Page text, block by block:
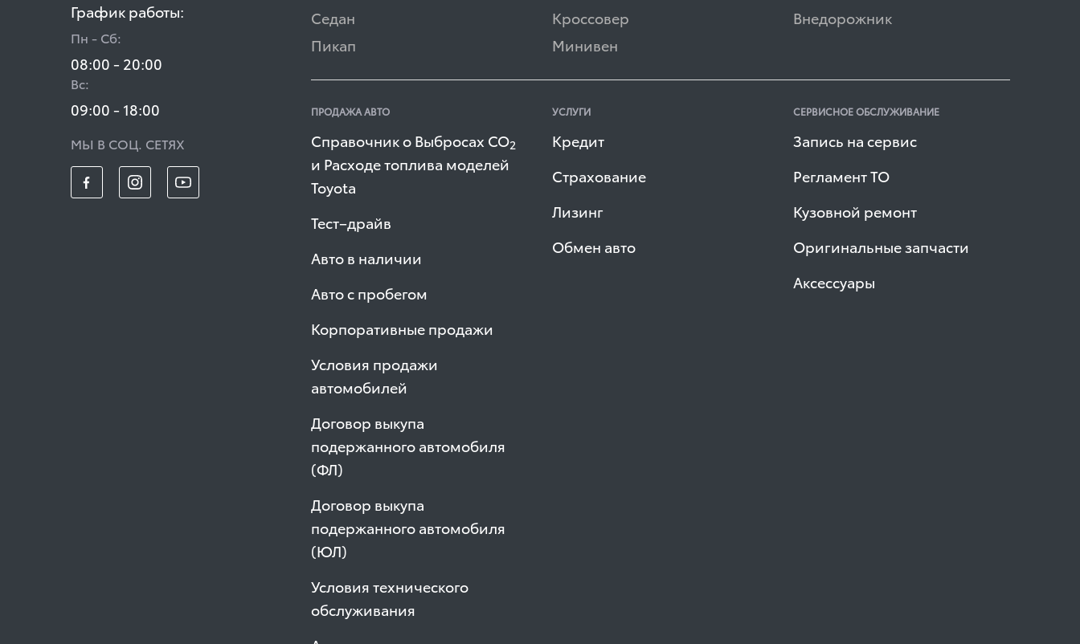
График работы:
Пн - Сб:
08:00 - 20:00
Вс:
09:00 - 18:00
МЫ В СОЦ. СЕТЯХ
Седан Кроссовер
Внедорожник
Пикап
Минивен
ПРОДАЖА АВТО
Справочник о Выбросах СО2
и Расходе топлива моделей
Toyota
Тест–драйв
Авто в наличии
Авто с пробегом
Корпоративные продажи
Условия продажи
автомобилей
Договор выкупа
подержанного автомобиля
(ФЛ)
Договор выкупа
подержанного автомобиля
(ЮЛ)
Условия технического
обслуживания
УСЛУГИ
Кредит
Страхование
Лизинг
Обмен авто
СЕРВИСНОЕ ОБСЛУЖИВАНИЕ
Запись на сервис
Регламент ТО
Кузовной ремонт
Оригинальные запчасти
Аксессуары